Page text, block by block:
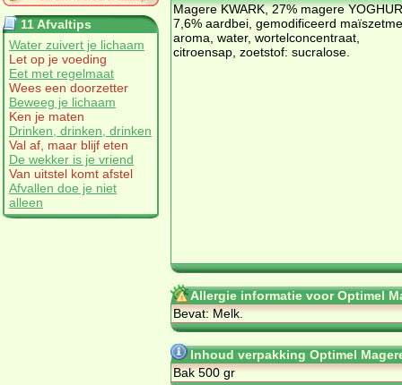
11 Afvaltips
Water zuivert je lichaam
Let op je voeding
Eet met regelmaat
Wees een doorzetter
Beweeg je lichaam
Ken je maten
Drinken, drinken, drinken
Val af, maar blijf eten
De wekker is je vriend
Van uitstel komt afstel
Afvallen doe je niet
alleen
Magere KWARK, 27% magere
7,6% aardbei, gemodificeerd
aroma, water, wortelconcentraat,
citroensap, zoetstof: sucralose.
Allergie informatie voor Optimel
Bevat: Melk.
Inhoud verpakking Optimel
Bak 500 gr